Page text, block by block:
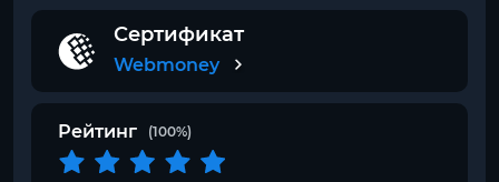
Сертификат
Webmoney
Рейтинг (100%)